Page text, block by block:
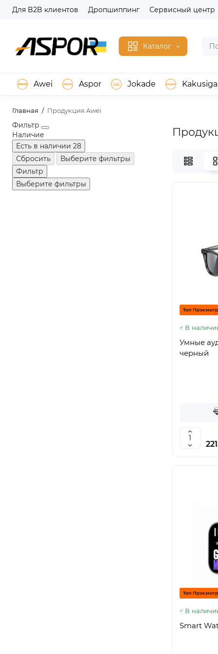
Для B2B клиентов Дропшиппинг Сервисный центр
Каталог
Awei Aspor Jokade Kakusiga
Главная Продукция Awei
Фильтр
Наличие
Есть в наличии 28
Сбросить
Выберите фильтры
Фильтр
Выберите фильтры
Топ
В
Умные
черный
Топ
В
Smart